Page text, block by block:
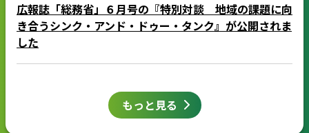
広報誌「総務省」６月号の『特別対談 地域の課題に向
き合うシンク・アンド・ドゥー・タンク』が公開されま
した
もっと見る